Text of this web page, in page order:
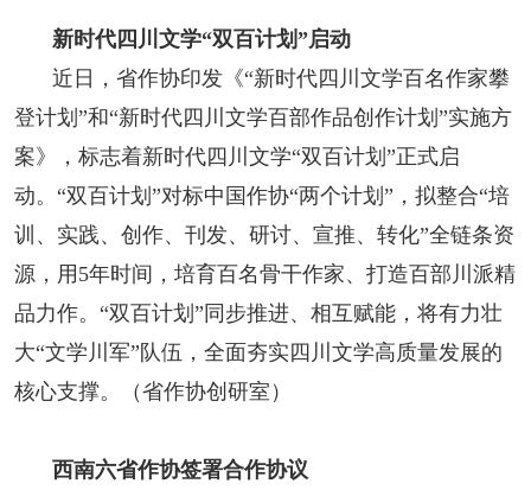
新时代四川文学“双百计划”启动
近日，省作协印发《“新时代四川文学百名作家攀
登计划”和“新时代四川文学百部作品创作计划”实施方
案》，标志着新时代四川文学“双百计划”正式启
动。“双百计划”对标中国作协“两个计划”，拟整合“培
训、实践、创作、刊发、研讨、宣推、转化”全链条资
源，用5年时间，培育百名骨干作家、打造百部川派精
品力作。“双百计划”同步推进、相互赋能，将有力壮
大“文学川军”队伍，全面夯实四川文学高质量发展的
核心支撑。（省作协创研室）
西南六省作协签署合作协议